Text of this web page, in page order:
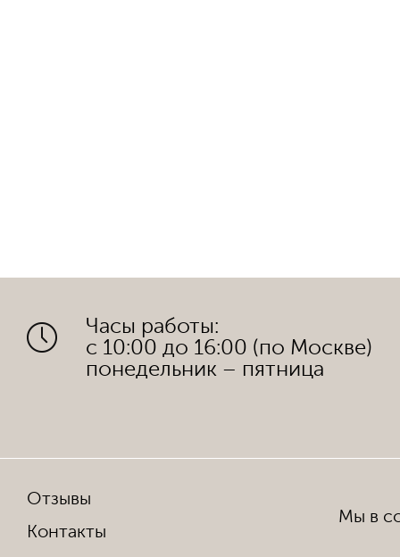
Часы работы:
с 10:00 до 16:00 (по Москве)
понедельник – пятница
Отзывы
Контакты
Мы в